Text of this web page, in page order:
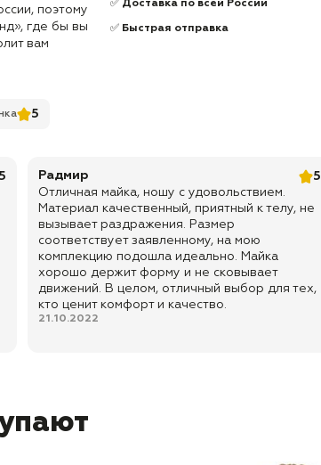
поэтому
где бы вы
вам
✅ Доставка по всей России
✅ Быстрая отправка
5
Радмир
5
Отличная майка, ношу с удовольствием.
Материал качественный, приятный к телу, не
вызывает раздражения. Размер
соответствует заявленному, на мою
комплекцию подошла идеально. Майка
хорошо держит форму и не сковывает
движений. В целом, отличный выбор для тех,
кто ценит комфорт и качество.
21.10.2022